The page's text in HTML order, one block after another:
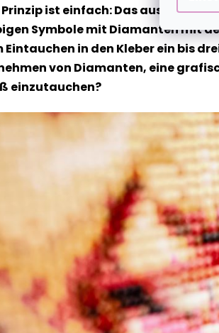
Prinzip ist einfach: Das
Symbole mit Diamanten mit
Eintauchen in den Kleber ein bis
von Diamanten, eine
einzutauchen?